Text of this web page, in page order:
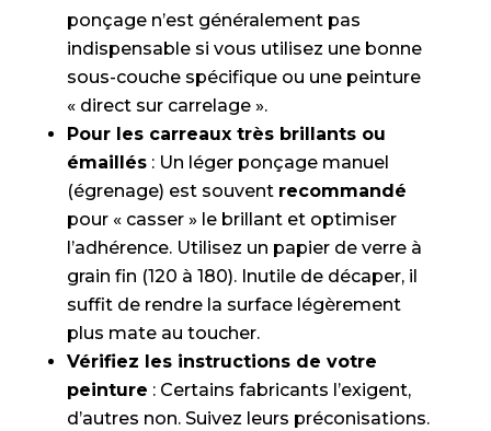
ponçage n’est généralement pas
indispensable si vous utilisez une bonne
sous-couche spécifique ou une peinture
« direct sur carrelage ».
Pour les carreaux très brillants ou
émaillés: Un léger ponçage manuel
(égrenage) est souvent recommandé
pour « casser » le brillant et optimiser
l’adhérence. Utilisez un papier de verre à
grain fin (120 à 180). Inutile de décaper, il
suffit de rendre la surface légèrement
plus mate au toucher.
Vérifiez les instructions de votre
peinture : Certains fabricants l’exigent,
d’autres non. Suivez leurs préconisations.